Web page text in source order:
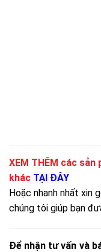
XEM THÊM các
khác TẠI ĐÂY
Hoặc nhanh nhất xin
chúng tôi giúp bạn
Để nhận tư vấn và